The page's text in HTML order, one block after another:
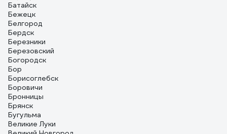
Батайск
Бежецк
Белгород
Бердск
Березники
Березовский
Богородск
Бор
Борисоглебск
Боровичи
Бронницы
Брянск
Бугульма
Великие Луки